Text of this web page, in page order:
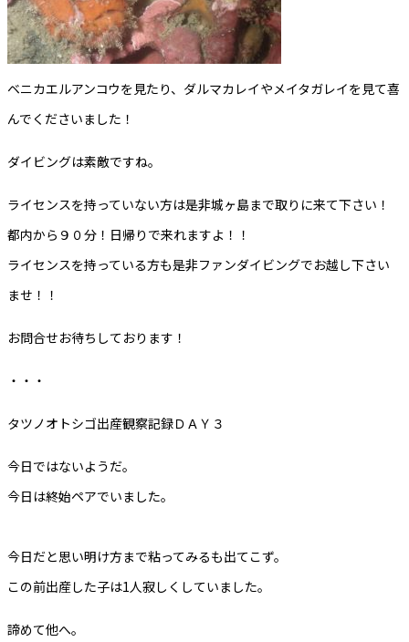
ベニカエルアンコウを見たり、ダルマカレイやメイタガレイを見て喜
んでくださいました！
ダイビングは素敵ですね。
ライセンスを持っていない方は是非城ヶ島まで取りに来て下さい！
都内から９０分！日帰りで来れますよ！！
ライセンスを持っている方も是非ファンダイビングでお越し下さい
ませ！！
お問合せお待ちしております！
・・・
タツノオトシゴ出産観察記録ＤＡＹ３
今日ではないようだ。
今日は終始ペアでいました。
今日だと思い明け方まで粘ってみるも出てこず。
この前出産した子は1人寂しくしていました。
諦めて他へ。